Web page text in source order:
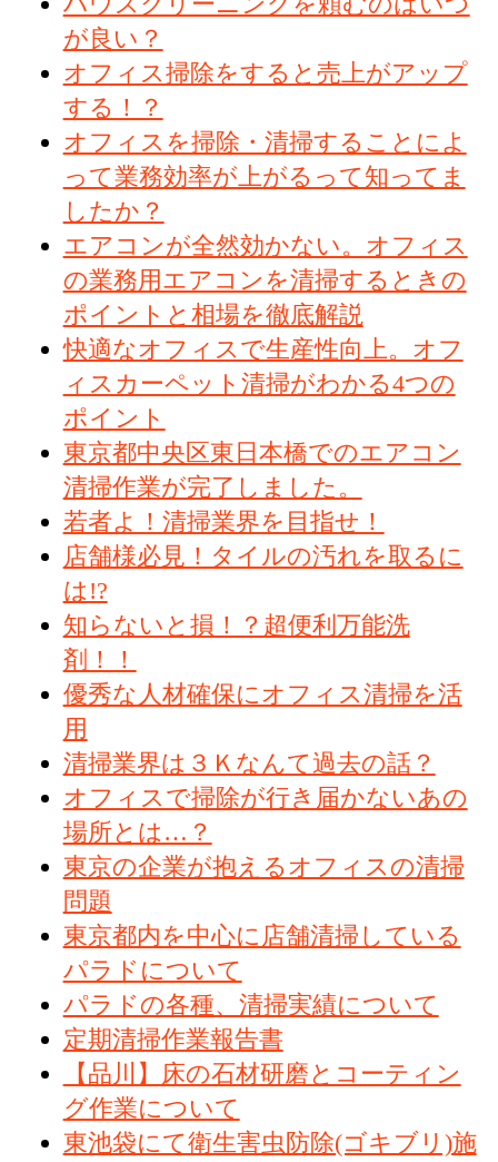
が良い？
オフィス掃除をすると売上がアップ
する！？
オフィスを掃除・清掃することによ
って業務効率が上がるって知ってま
したか？
エアコンが全然効かない。オフィス
の業務用エアコンを清掃するときの
ポイントと相場を徹底解説
快適なオフィスで生産性向上。オフ
ィスカーペット清掃がわかる4つの
ポイント
東京都中央区東日本橋でのエアコン
清掃作業が完了しました。
若者よ！清掃業界を目指せ！
店舗様必見！タイルの汚れを取るに
は!?
知らないと損！？超便利万能洗
剤！！
優秀な人材確保にオフィス清掃を活
用
清掃業界は３Ｋなんて過去の話？
オフィスで掃除が行き届かないあの
場所とは…？
東京の企業が抱えるオフィスの清掃
問題
東京都内を中心に店舗清掃している
パラドについて
パラドの各種、清掃実績について
定期清掃作業報告書
【品川】床の石材研磨とコーティン
グ作業について
東池袋にて衛生害虫防除(ゴキブリ)施